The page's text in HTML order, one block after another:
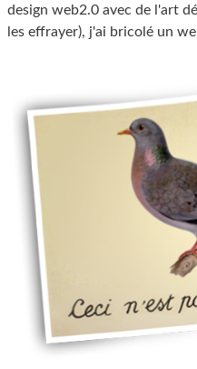
design web2.0 avec de l'art
les effrayer), j'ai bricolé un